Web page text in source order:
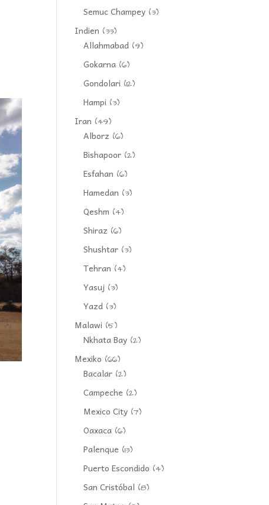
Semuc Champey (3)
Indien (33)
Allahmabad (9)
Gokarna (6)
Gondolari (12)
Hampi (3)
Iran (49)
Alborz (6)
Bishapoor (2)
Esfahan (6)
Hamedan (3)
Qeshm (4)
Shiraz (6)
Shushtar (3)
Tehran (4)
Yasuj (3)
Yazd (3)
Malawi (5)
Nkhata Bay (2)
Mexiko (66)
Bacalar (2)
Campeche (2)
Mexico City (7)
Oaxaca (6)
Palenque (13)
Puerto Escondido (4)
San Cristóbal (8)